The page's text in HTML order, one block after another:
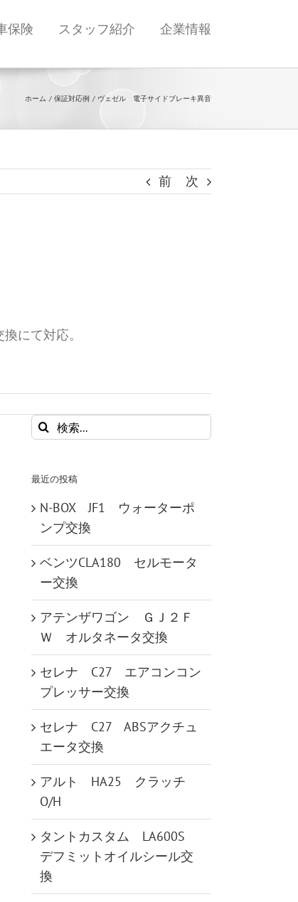
保険 スタッフ紹介 企業情報
ホーム 保証対応例 ヴェゼル 電子サイドブレーキ異音
前 次
にて対応。
検
索
最近の投稿
N-BOX JF1 ウォーターポ
ンプ交換
ベンツCLA180 セルモータ
ー交換
アテンザワゴン ＧＪ２Ｆ
Ｗ オルタネータ交換
セレナ C27 エアコンコン
プレッサー交換
セレナ C27 ABSアクチュ
エータ交換
アルト HA25 クラッチ
O/H
タントカスタム LA600S
デフミットオイルシール交
換